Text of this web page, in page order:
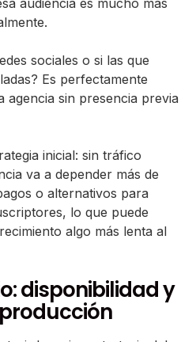
audiencia es mucho más
sociales o si las que
Es perfectamente
agencia sin presencia previa
inicial: sin tráfico
va a depender más de
o alternativos para
lo que puede
algo más lenta al
disponibilidad y